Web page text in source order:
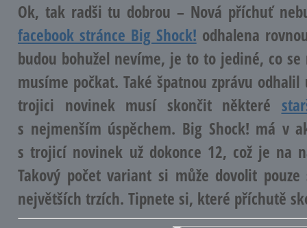
Ok, tak radši tu dobrou – Nová příchuť
facebook stránce Big Shock! odhalena
budou bohužel nevíme, je to to jediné, co
musíme počkat. Také špatnou zprávu
trojici novinek musí skončit některé
s nejmenším úspěchem. Big Shock! má v
s trojicí novinek už dokonce 12, což je na
Takový počet variant si může dovolit
největších trzích. Tipnete si, které příchutě